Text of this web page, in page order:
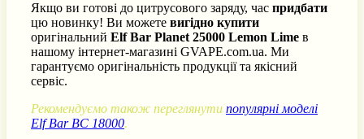
Якщо ви готові до цитрусового заряду, час придбати
цю новинку! Ви можете вигідно купити
оригінальний Elf Bar Planet 25000 Lemon Lime в
нашому інтернет-магазині GVAPE.com.ua. Ми
гарантуємо оригінальність продукції та якісний
сервіс.
Рекомендуємо також переглянути популярні моделі
Elf Bar BC 18000.